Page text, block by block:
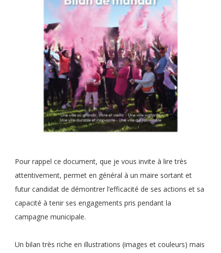
Pour rappel ce document, que je vous invite à lire très
attentivement, permet en général à un maire sortant et
futur candidat de démontrer l’efficacité de ses actions et sa
capacité à tenir ses engagements pris pendant la
campagne municipale.
Un bilan très riche en illustrations (images et couleurs) mais